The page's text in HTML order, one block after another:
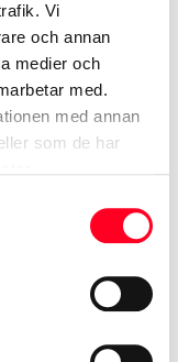
Vi
och annan
medier och
med.
med annan
som de har
om det däck
köper däck som
se till att kolla
som